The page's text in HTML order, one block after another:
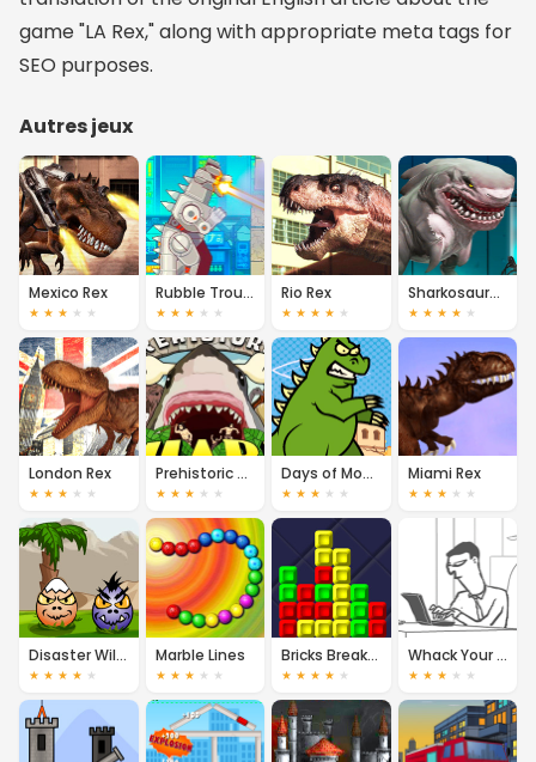
game "LA Rex," along with appropriate meta tags for
SEO purposes.
Autres jeux
Mexico Rex
★ ★ ★ ★ ★
Rubble Trouble Tokyo
★ ★ ★ ★ ★
Rio Rex
★ ★ ★ ★ ★
Sharkosaurus Rampage
★ ★ ★ ★ ★
London Rex
★ ★ ★ ★ ★
Prehistoric Shark
★ ★ ★ ★ ★
Days of Monsters
★ ★ ★ ★ ★
Miami Rex
★ ★ ★ ★ ★
Disaster Will Strike
★ ★ ★ ★ ★
Marble Lines
★ ★ ★ ★ ★
Bricks Breaking
★ ★ ★ ★ ★
Whack Your PC
★ ★ ★ ★ ★